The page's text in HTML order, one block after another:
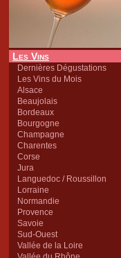
Les Vins
Dernières Dégustations
Les Vins du Mois
Alsace
Beaujolais
Bordeaux
Bourgogne
Champagne
Charentes
Corse
Jura
Languedoc / Roussillon
Lorraine
Normandie
Provence
Savoie
Sud-Ouest
Vallée de la Loire